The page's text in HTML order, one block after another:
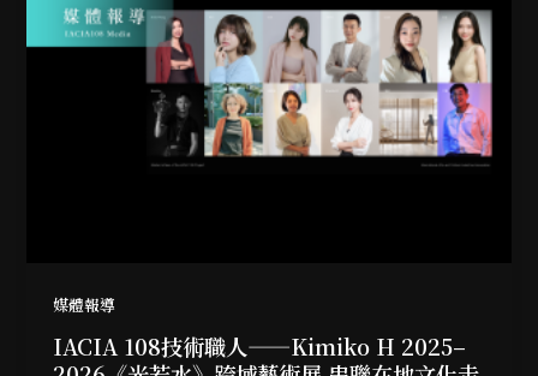
媒體報導
IACIA 108技術職人——Kimiko H 2025–